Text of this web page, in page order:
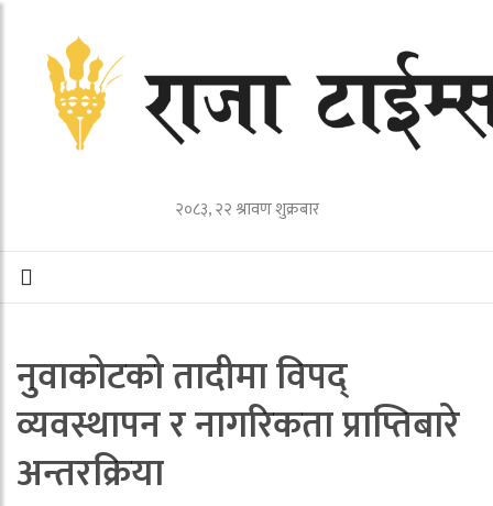
२०८३, २२ श्रावण शुक्रबार
नुवाकोटको तादीमा विपद्
व्यवस्थापन र नागरिकता प्राप्तिबारे
अन्तरक्रिया